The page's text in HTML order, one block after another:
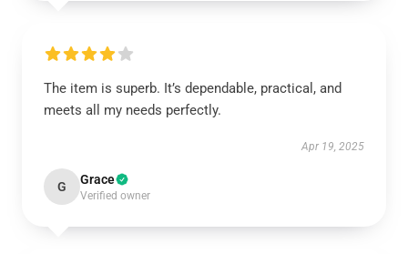
The item is superb. It’s dependable, practical, and
meets all my needs perfectly.
Apr 19, 2025
G Grace
Verified owner